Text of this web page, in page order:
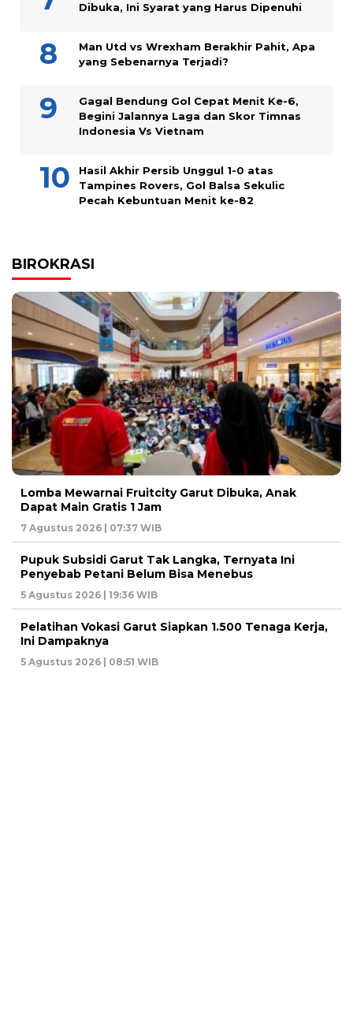
Dibuka, Ini Syarat yang Harus Dipenuhi
Man Utd vs Wrexham Berakhir Pahit, Apa
yang Sebenarnya Terjadi?
Gagal Bendung Gol Cepat Menit Ke-6,
Begini Jalannya Laga dan Skor Timnas
Indonesia Vs Vietnam
Hasil Akhir Persib Unggul 1-0 atas
Tampines Rovers, Gol Balsa Sekulic
Pecah Kebuntuan Menit ke-82
BIROKRASI
Lomba Mewarnai Fruitcity Garut Dibuka, Anak
Dapat Main Gratis 1 Jam
7 Agustus 2026 | 07:37 WIB
Pupuk Subsidi Garut Tak Langka, Ternyata Ini
Penyebab Petani Belum Bisa Menebus
5 Agustus 2026 | 19:36 WIB
Pelatihan Vokasi Garut Siapkan 1.500 Tenaga Kerja,
Ini Dampaknya
5 Agustus 2026 | 08:51 WIB